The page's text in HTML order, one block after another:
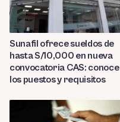
Sunafil ofrece sueldos de
hasta S/10,000 en nueva
convocatoria CAS: conoce
los puestos y requisitos